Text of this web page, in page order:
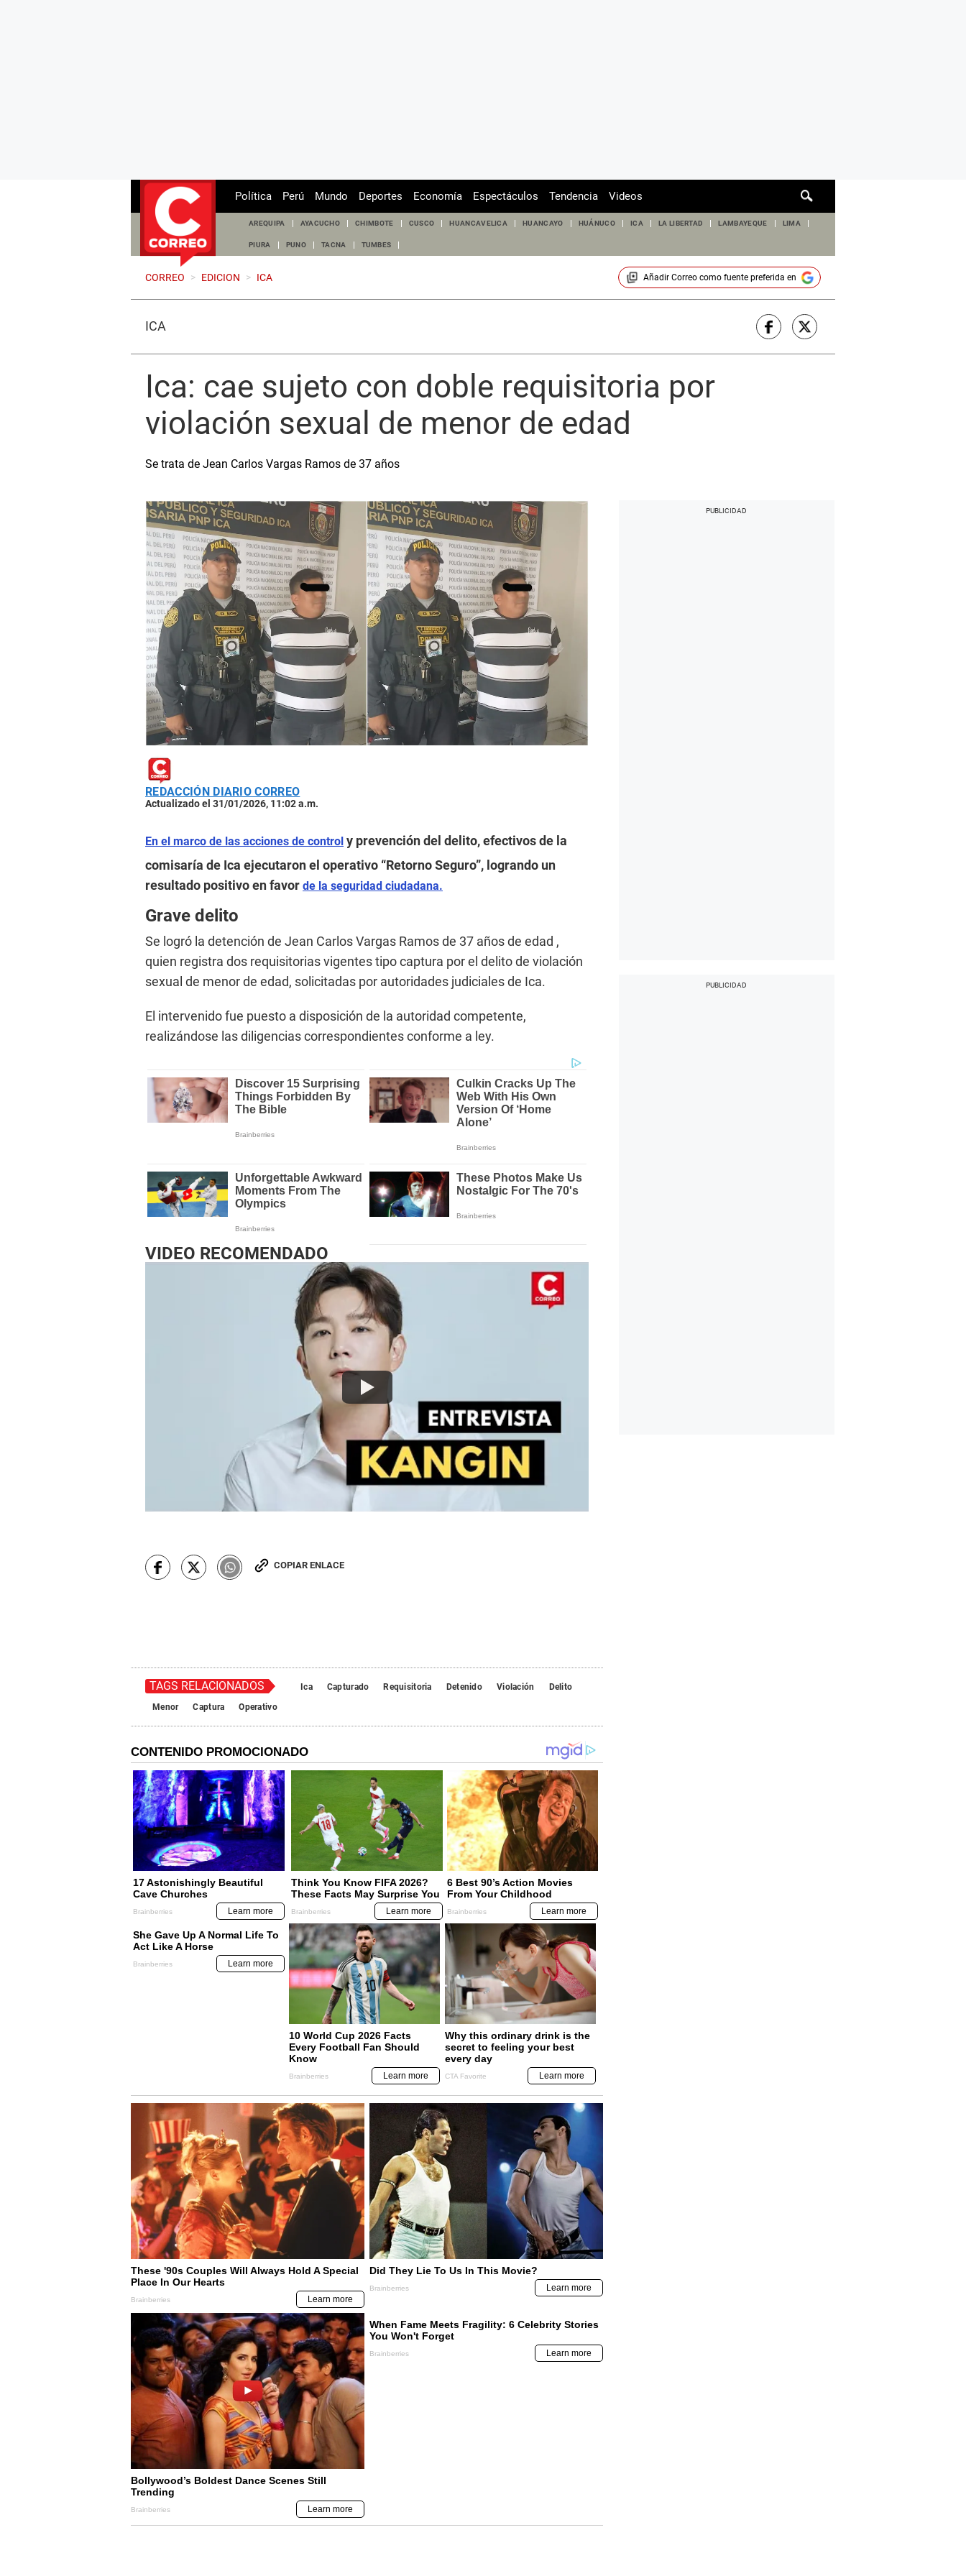
de
Política Perú Mundo Deportes Economía Espectáculos Tendencia Videos
AREQUIPA AYACUCHO CHIMBOTE CUSCO HUANCAVELICA HUANCAYO HUÁNUCO ICA LA LIBERTAD LAMBAYEQUE LIMA
PIURA PUNO TACNA TUMBES
CORREO > EDICION > ICA Añadir Correocomo fuente preferida en
ICA
Ica: cae sujeto con doble requisitoria por
violación sexual de menor de edad
Se trata de Jean Carlos Vargas Ramos de 37 años
REDACCIÓN DIARIO CORREO
Actualizado el 31/01/2026, 11:02 a.m.
En el marco de las acciones de control y prevención del delito, efectivos de la
comisaría de Ica ejecutaron el operativo “Retorno Seguro”, logrando un
resultado positivo en favor de la seguridad ciudadana.
Grave delito
Se logró la detención de Jean Carlos Vargas Ramos de 37 años de edad ,
quien registra dos requisitorias vigentes tipo captura por el delito de violación
sexual de menor de edad, solicitadas por autoridades judiciales de Ica.
El intervenido fue puesto a disposición de la autoridad competente,
realizándose las diligencias correspondientes conforme a ley.
VIDEO RECOMENDADO
COPIAR ENLACE
TAGS RELACIONADOS Ica Capturado Requisitoria Detenido Violación
Delito
Menor
Captura Operativo